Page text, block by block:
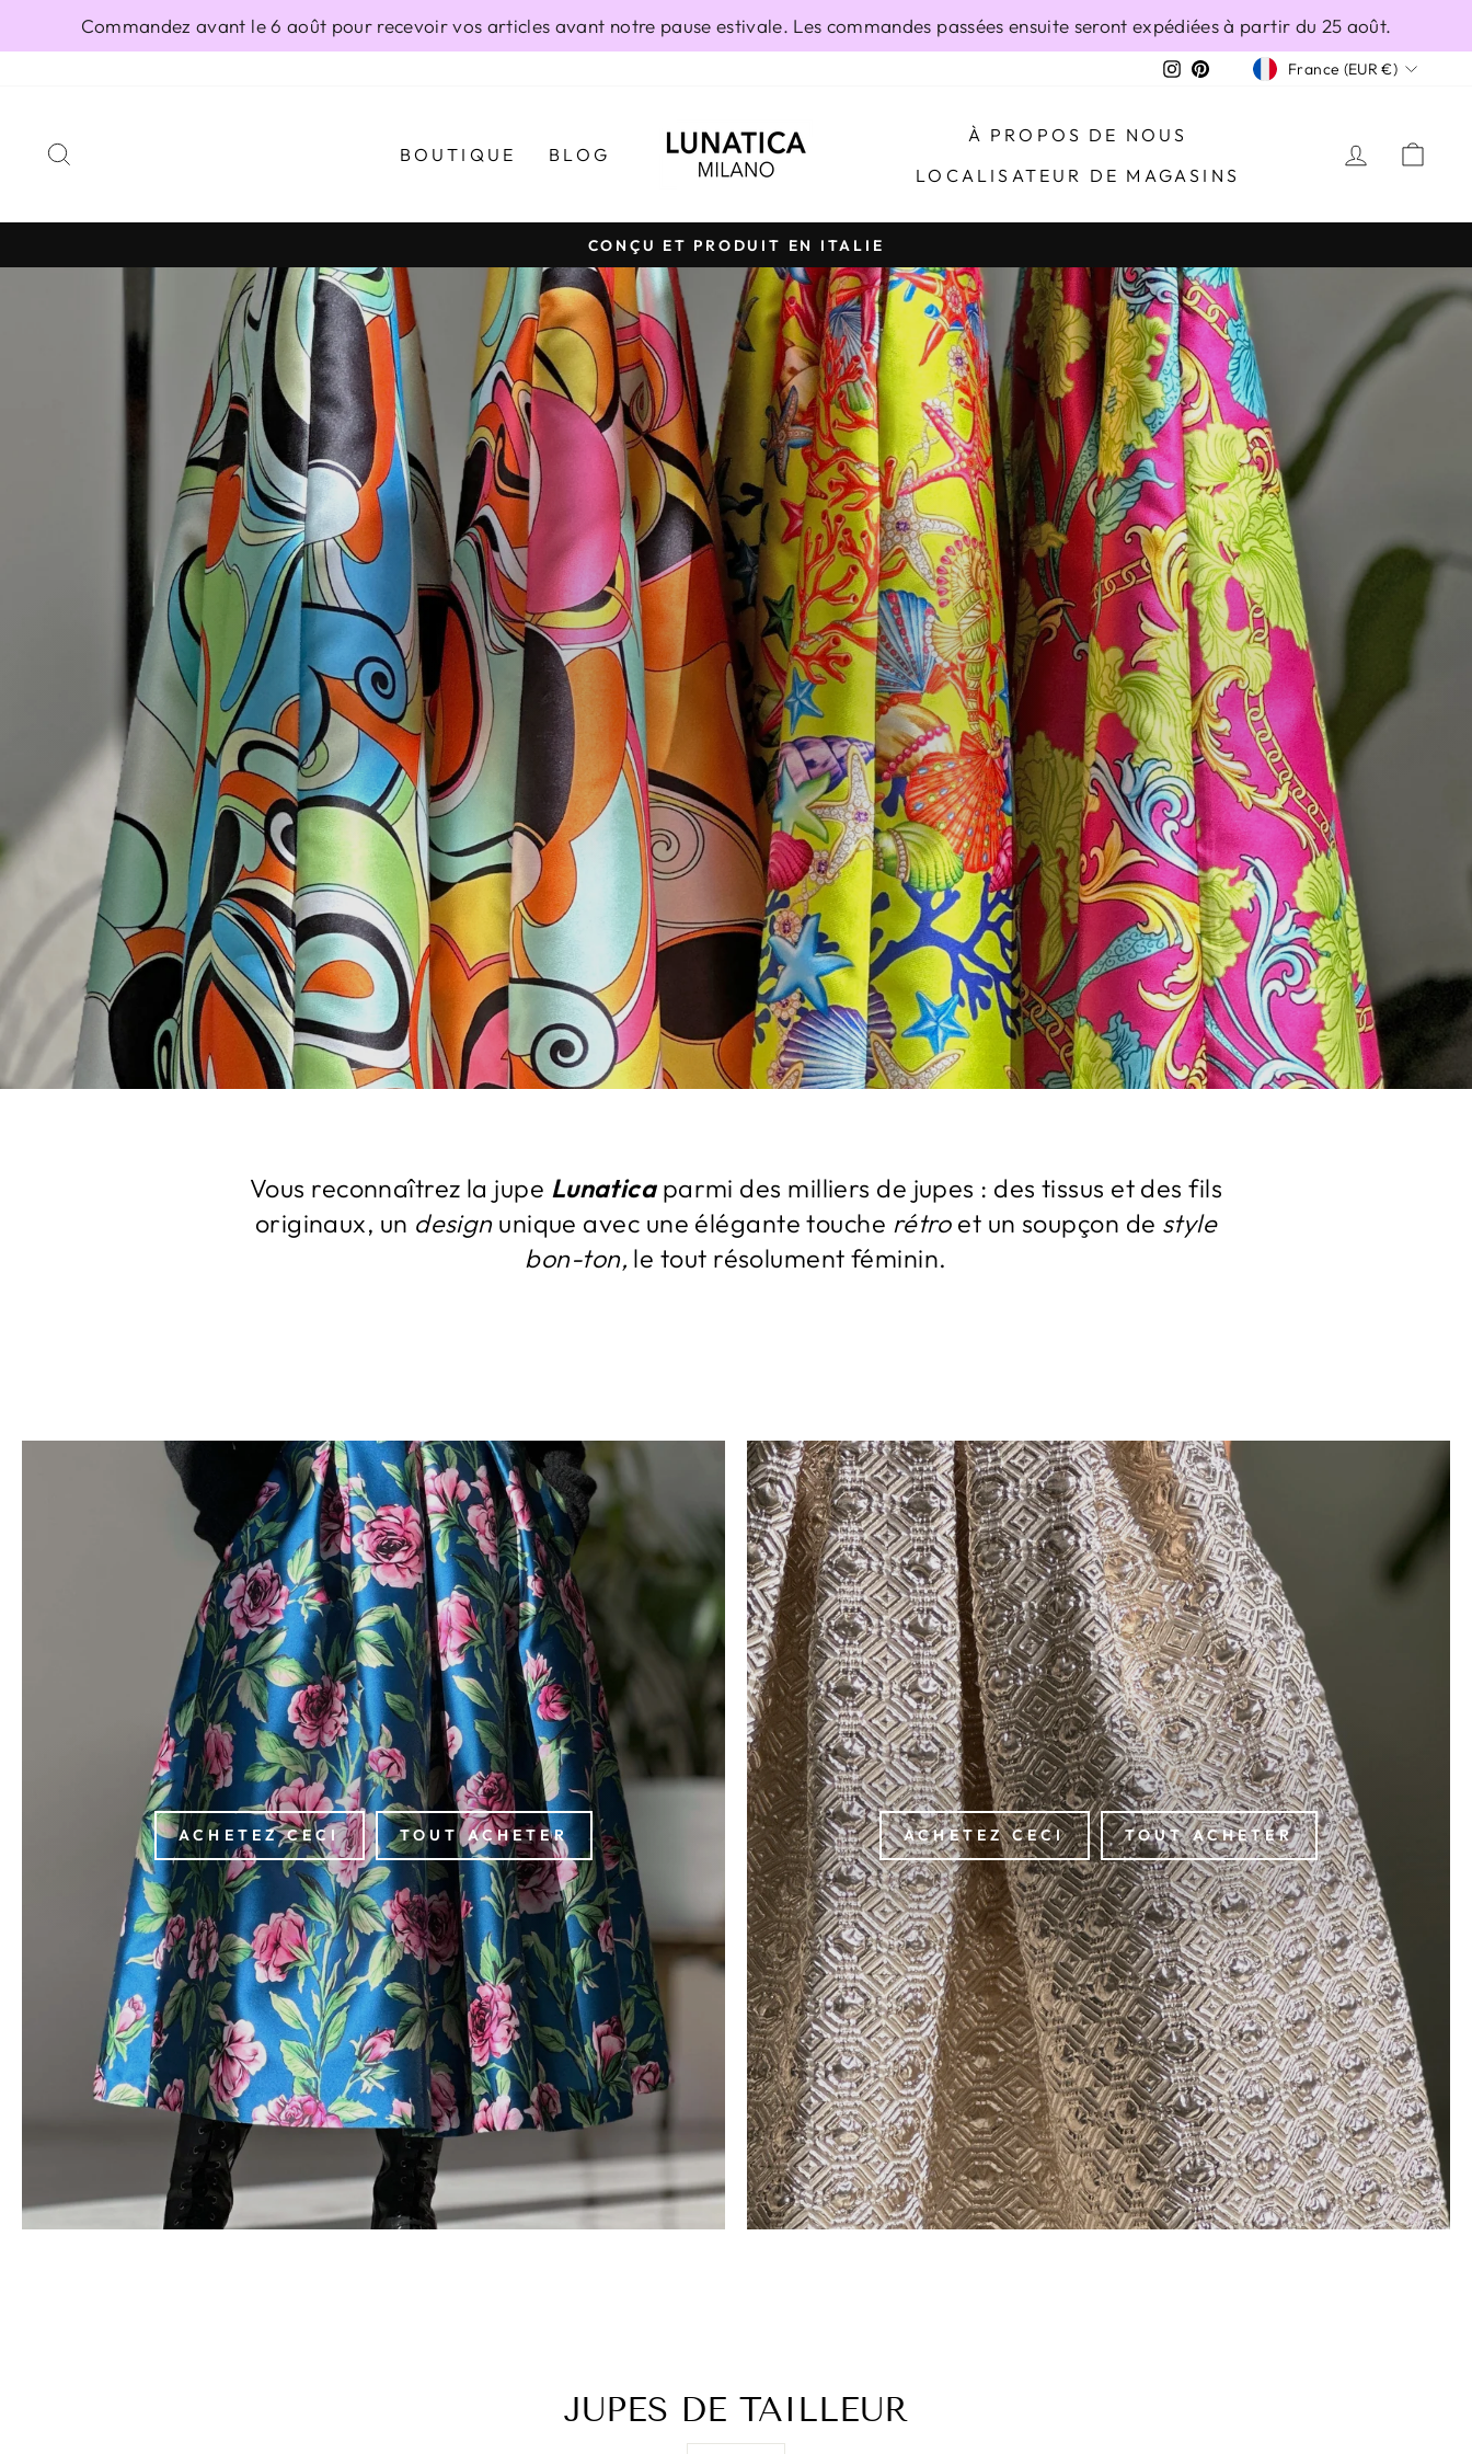
Commandez avant le 6 août pour recevoir vos articles avant notre pause estivale. Les commandes passées ensuite seront expédiées à partir du 25 août.
Instagram
PinterestDEVISE
France (EUR €)
BOUTIQUE BLOG LUNATICAMILANO.COM
À PROPOS DE NOUS
LOCALISATEUR DE MAGASINS
SE
Diaporama
Pause
CONÇU ET PRODUIT EN ITALIE
Vous reconnaîtrez la jupe Lunaticaparmi des milliers de jupes : des tissus et des fils
originaux, un designunique avec une élégante touche rétroet un soupçon de style
bon-ton, le tout résolument féminin.
ACHETEZ CECI TOUT ACHETER ACHETEZ CECI TOUT ACHETER
JUPES DE TAILLEUR